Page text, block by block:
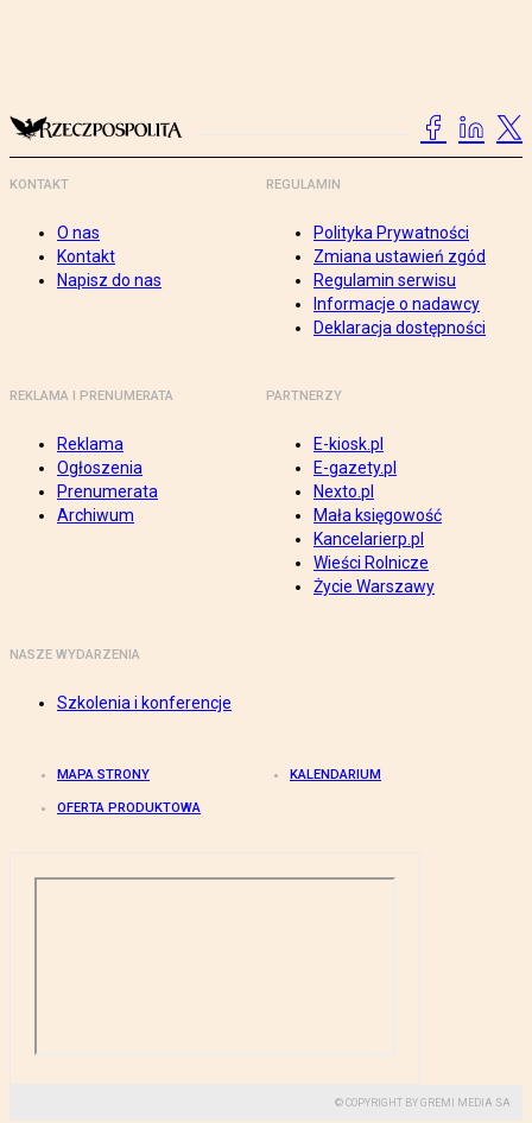
KONTAKT
O nas
Kontakt
Napisz do nas
REGULAMIN
Polityka Prywatności
Zmiana ustawień zgód
Regulamin serwisu
Informacje o nadawcy
Deklaracja dostępności
REKLAMA I PRENUMERATA
Reklama
Ogłoszenia
Prenumerata
Archiwum
PARTNERZY
E-kiosk.pl
E-gazety.pl
Nexto.pl
Mała księgowość
Kancelarierp.pl
Wieści Rolnicze
Życie Warszawy
NASZE WYDARZENIA
Szkolenia i konferencje
MAPA STRONY KALENDARIUM
OFERTA PRODUKTOWA
© COPYRIGHT BY GREMI MEDIA SA